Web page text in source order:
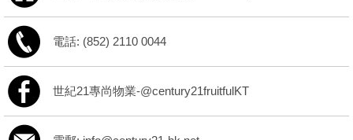
電話: (852) 2110 0044
世紀21專尚物業-@century21fruitfulKT